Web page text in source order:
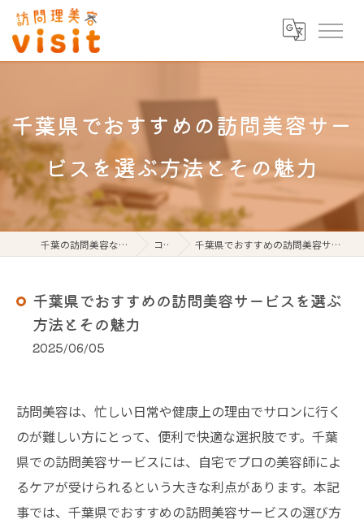
千葉県でおすすめの訪問美容サー
ビスを選ぶ方法とその魅力
千葉の訪問美容なら訪問理美容visit コラム 千葉県でおすすめの訪問美容サービスを選ぶ方法とその魅力
千葉県でおすすめの訪問美容サービスを選ぶ
方法とその魅力
2025/06/05
訪問美容は、忙しい日常や健康上の理由でサロンに行く
のが難しい方にとって、便利で快適な選択肢です。千葉
県での訪問美容サービスには、自宅でプロの美容師によ
るケアが受けられるという大きな利点があります。本記
事では、千葉県でおすすめの訪問美容サービスの選び方